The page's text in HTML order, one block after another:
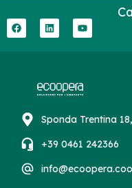
Sponda Trentina
+39 0461 242366